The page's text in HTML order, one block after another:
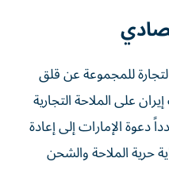
للمجموعة عن قلق
على الملاحة التجارية
دعوة الإمارات إلى إعادة
حرية الملاحة والشحن